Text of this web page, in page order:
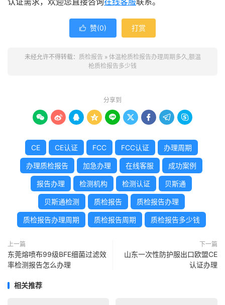
 赞(0) 打赏
未经允许不得转载： 质检报告 » 体温枪质检报告办理周期多久,额温
枪质检报告多少钱
分享到
        
CE CE认证 FCC FCC认证 办理周期
办理质检报告 加急办理 在线客服 成功案例
报告办理 检测机构 检测认证 贝斯通
贝斯通检测 质检报告 质检报告办理
质检报告办理周期 质检报告周期 质检报告多少钱
上一篇
东莞熔喷布99级BFE细菌过滤效
率检测报告怎么办理
下一篇
山东一次性防护服出口欧盟CE
认证办理
相关推荐